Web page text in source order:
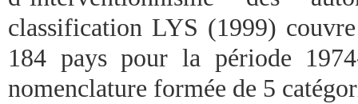
classification LYS (1999)
184 pays pour la période
nomenclature formée de 5